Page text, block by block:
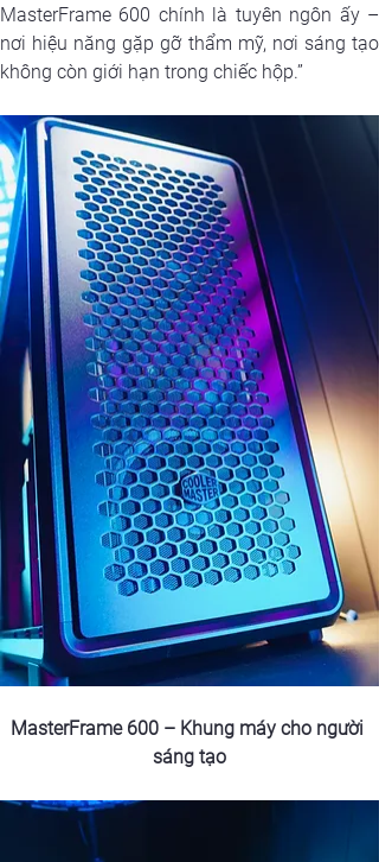
MasterFrame 600 chính là tuyên ngôn ấy –
nơi hiệu năng gặp gỡ thẩm mỹ, nơi sáng tạo
không còn giới hạn trong chiếc hộp.”
MasterFrame 600 – Khung máy cho người
sáng tạo